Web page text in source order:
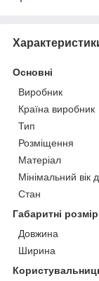
Основні
Виробник
Країна виробник
Тип
Розміщення
Матеріал
Мінімальний вік
Стан
Габаритні
Довжина
Ширина